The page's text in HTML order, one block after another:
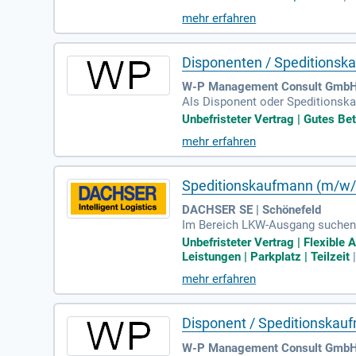
xibilität und schnelles Handeln
nden und
mehr erfahren
Disponenten /
W-P Management Consult
Als Disponent oder
en die Annahme und
nte Einsatzplanung unserer
und Bürger agieren. Eine
rantwortungsbewusstsein und
Unbefristeter Vertrag | Gutes
mehr erfahren
Speditionskaufmann (m/
DACHSER SE | Schönefeld
Im Bereich LKW-Ausgang
ehören die Pflege und
igieren kundenspezifische
ition mit und verfügen über
Arbeitsbeginns zwischen 10:30
Unbefristeter Vertrag | Flexible
Leistungen | Parkplatz | Teilzeit
mehr erfahren
Disponent /
W-P Management Consult